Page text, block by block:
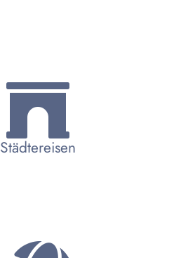
Städtereisen